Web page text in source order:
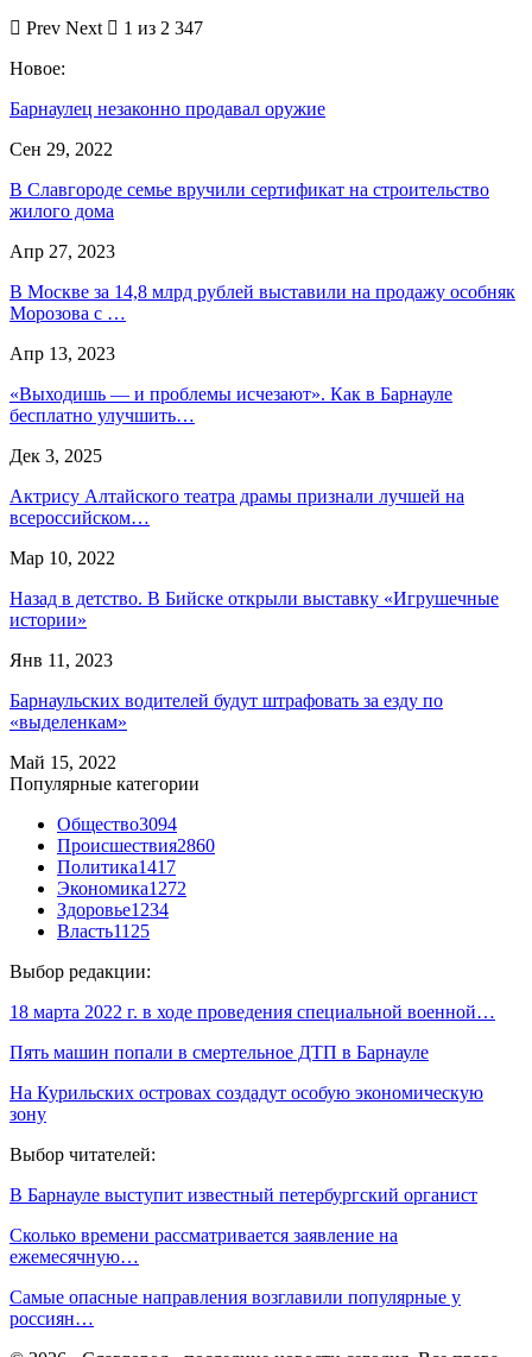
Prev Next
1 из 2 347
Новое:
Барнаулец незаконно продавал оружие
Сен 29, 2022
В Славгороде семье вручили сертификат на строительство
жилого дома
Апр 27, 2023
В Москве за 14,8 млрд рублей выставили на продажу особняк
Морозова с …
Апр 13, 2023
«Выходишь — и проблемы исчезают». Как в Барнауле
бесплатно улучшить…
Дек 3, 2025
Актрису Алтайского театра драмы признали лучшей на
всероссийском…
Мар 10, 2022
Назад в детство. В Бийске открыли выставку «Игрушечные
истории»
Янв 11, 2023
Барнаульских водителей будут штрафовать за езду по
«выделенкам»
Май 15, 2022
Популярные категории
Общество3094
Происшествия2860
Политика1417
Экономика1272
Здоровье1234
Власть1125
Выбор редакции:
18 марта 2022 г. в ходе проведения специальной военной…
Пять машин попали в смертельное ДТП в Барнауле
На Курильских островах создадут особую экономическую
зону
Выбор читателей:
В Барнауле выступит известный петербургский органист
Сколько времени рассматривается заявление на
ежемесячную…
Самые опасные направления возглавили популярные у
россиян…